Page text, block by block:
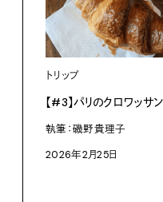
トリップ
【#3】パリのクロワッサン
執筆：磯野貴理子
2026年2月25日